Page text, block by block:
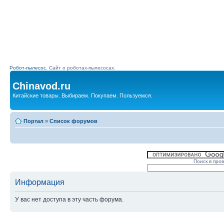
Робот-пылесос. Сайт о роботах-пылесосах.
Chinavod.ru
Китайские товары. Выбираем. Покупаем. Пользуемся.
Портал » Список форумов
Поиск в
Информация
У вас нет доступа в эту часть форума.